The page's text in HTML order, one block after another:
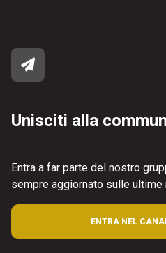
Unisciti alla
Entra a far parte del nostro
sempre aggiornato sulle
ENTRA NEL